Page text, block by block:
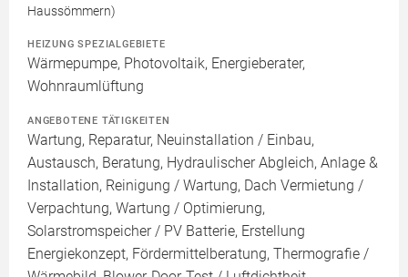
Haussömmern)
HEIZUNG SPEZIALGEBIETE
Wärmepumpe, Photovoltaik, Energieberater,
Wohnraumlüftung
ANGEBOTENE TÄTIGKEITEN
Wartung, Reparatur, Neuinstallation / Einbau,
Austausch, Beratung, Hydraulischer Abgleich, Anlage &
Installation, Reinigung / Wartung, Dach Vermietung /
Verpachtung, Wartung / Optimierung,
Solarstromspeicher / PV Batterie, Erstellung
Energiekonzept, Fördermittelberatung, Thermografie /